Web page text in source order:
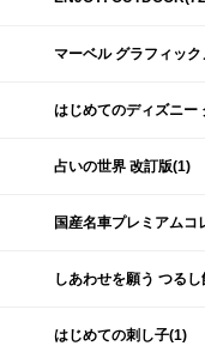
マーベル グラフィッ
はじめてのディズニー
占いの世界 改訂版(1)
国産名車プレミアムコ
しあわせを願う つる
はじめての刺し子(1)